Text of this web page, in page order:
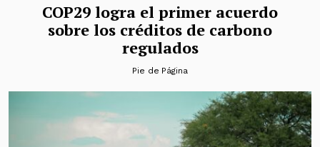
COP29 logra el primer acuerdo
sobre los créditos de carbono
regulados
Pie de Página